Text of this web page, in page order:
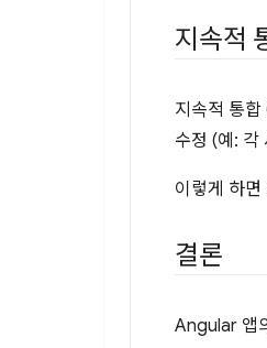
지속적
지속적 통
수정 (예: 각
이렇게 하
결론
Angular 앱